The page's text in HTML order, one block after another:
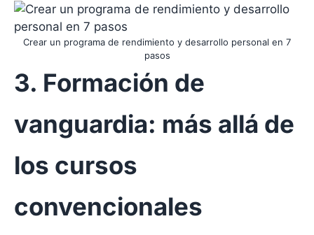
Crear un programa de rendimiento y desarrollo personal en 7
pasos
3. Formación de
vanguardia: más allá de
los cursos
convencionales